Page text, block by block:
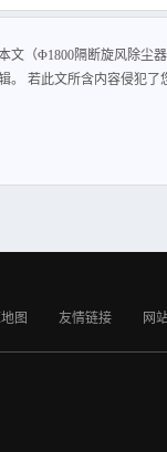
文（Φ1800隔断旋风除尘
。 若此文所含内容侵犯了
图 友情链接 网